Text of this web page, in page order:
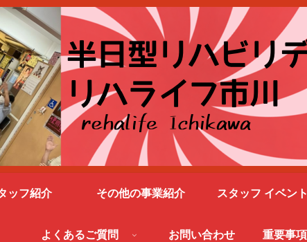
ッフ紹介 その他の事業紹介 スタッフ イベント
よくあるご質問 お問い合わせ